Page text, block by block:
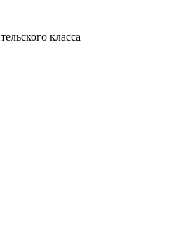
класса